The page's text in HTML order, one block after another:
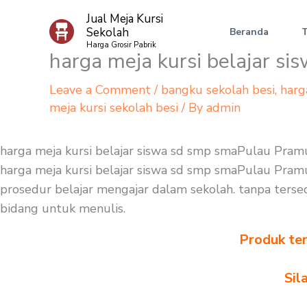
Jual Meja Kursi
Sekolah
Harga Grosir Pabrik
Beranda
harga meja kursi belajar
Leave a Comment / bangku sekolah besi,
meja kursi sekolah besi/ By admin
harga meja kursi belajar siswa sd smp smaPulau
harga meja kursi belajar siswa sd smp smaPulau
prosedur belajar mengajar dalam sekolah. tanpa
bidang untuk menulis.
Produk